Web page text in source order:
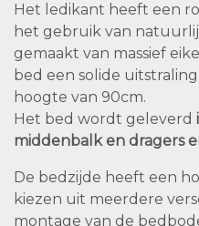
Het ledikant heeft een
het gebruik van
gemaakt van massief
bed een solide
hoogte van 90cm.
Het bed wordt geleverd
middenbalk en dragers
De bedzijde heeft een
kiezen uit meerdere
montage van de